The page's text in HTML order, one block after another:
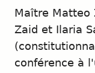
Maître Matteo
Zaid et Ilaria
conférence à